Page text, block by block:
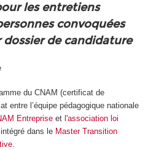
les entretiens
convoquées
de candidature
du CNAM (certificat de
entre l’équipe pédagogique nationale
Entrepriseet l'association loi
dans le Master Transition
.